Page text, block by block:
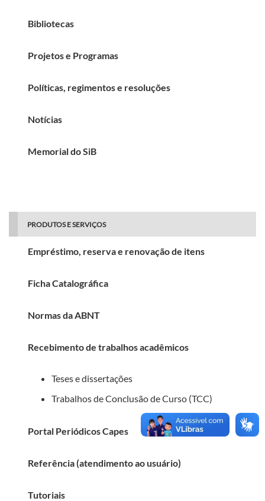
Bibliotecas
Projetos e Programas
Políticas, regimentos e resoluções
Notícias
Memorial do SiB
PRODUTOS E SERVIÇOS
Empréstimo, reserva e renovação de itens
Ficha Catalográfica
Normas da ABNT
Recebimento de trabalhos acadêmicos
Teses e dissertações
Trabalhos de Conclusão de Curso (TCC)
Portal Periódicos Capes
Referência (atendimento ao usuário)
Tutoriais